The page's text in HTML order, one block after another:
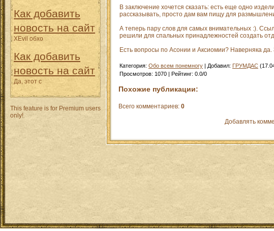
Как добавить
новость на сайт
XEvil обхо
Как добавить
новость на сайт
Да, этот с
This feature is for Premium users
only!
В заключение хочется сказать: есть еще одно
рассказывать, просто дам вам пищу для
А теперь пару слов для самых внимательных :).
решили для спальных принадлежностей создать
Есть вопросы по Асонии и Аксиомии? Наверняка
Категория: Обо всем понемногу | Добавил: ГРУМДАС
Просмотров: 1070 | Рейтинг: 0.0/0
Похожие публикации:
Всего комментариев: 0
Добавлять